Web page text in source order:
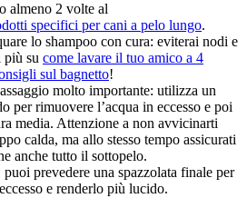
almeno 2 volte al
specifici per cani a pelo lungo.
lo shampoo con cura: eviterai nodi e
su come lavare il tuo amico a 4
sul bagnetto!
molto importante: utilizza un
per rimuovere l’acqua in eccesso e poi
media. Attenzione a non avvicinarti
calda, ma allo stesso tempo assicurati
anche tutto il sottopelo.
prevedere una spazzolata finale per
e renderlo più lucido.